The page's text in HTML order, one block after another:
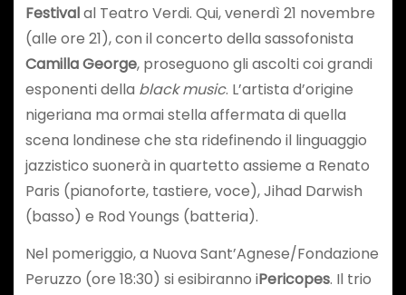
Festivalal Teatro Verdi. Qui, venerdì 21 novembre
(alle ore 21), con il concerto della sassofonista
Camilla George, proseguono gli ascolti coi grandi
esponenti della black music. L’artista d’origine
nigeriana ma ormai stella affermata di quella
scena londinese che sta ridefinendo il linguaggio
jazzistico suonerà in quartetto assieme a Renato
Paris (pianoforte, tastiere, voce), Jihad Darwish
(basso) e Rod Youngs (batteria).
Nel pomeriggio, a Nuova Sant’Agnese/Fondazione
Peruzzo (ore 18:30) si esibiranno iPericopes. Il trio